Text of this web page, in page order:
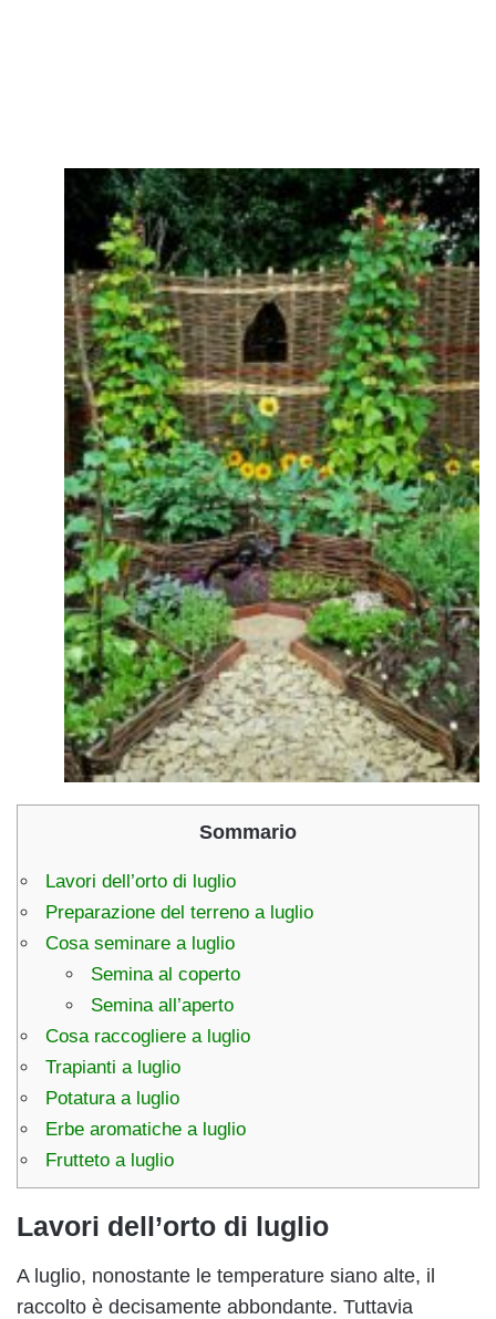
Sommario
Lavori dell’orto di luglio
Preparazione del terreno a luglio
Cosa seminare a luglio
Semina al coperto
Semina all’aperto
Cosa raccogliere a luglio
Trapianti a luglio
Potatura a luglio
Erbe aromatiche a luglio
Frutteto a luglio
Lavori dell’orto di luglio
A luglio, nonostante le temperature siano alte, il
raccolto è decisamente abbondante. Tuttavia